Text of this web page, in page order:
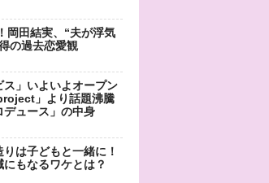
岡田結実、“夫が浮気
の過去恋愛観
」いよいよオープン
」より話題沸騰
デュース」の中身
は子どもと一緒に！
もなるワケとは？